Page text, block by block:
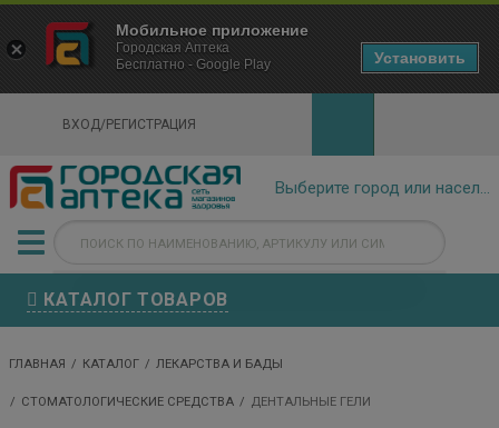
ВХОД/РЕГИСТРАЦИЯ
КАТАЛОГ ТОВАРОВ
ГЛАВНАЯ КАТАЛОГ ЛЕКАРСТВА И БАДЫ
СТОМАТОЛОГИЧЕСКИЕ СРЕДСТВА ДЕНТАЛЬНЫЕ ГЕЛИ
×
Городская Аптека Маркетплейс
- In Google Play
Мобильное приложение
Городская Аптека
Бесплатно - Google Play
Установить